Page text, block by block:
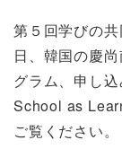
第５回学びの
日、韓国の慶
グラム、申し
School as
ご覧ください。